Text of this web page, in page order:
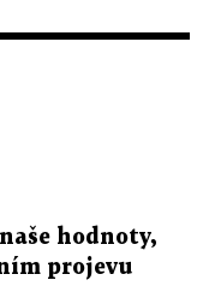
hodnoty,
projevu